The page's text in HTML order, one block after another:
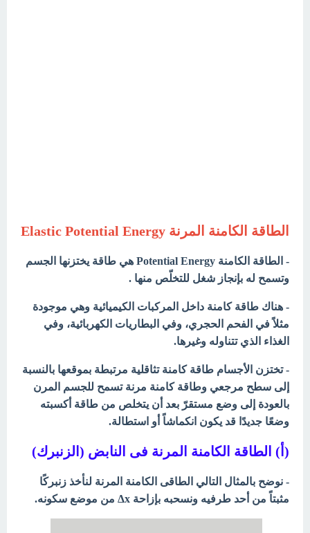
الطاقة الكامنة المرنة Elastic Potential Energy
- الطاقة الكامنة Potential Energy هي طاقة يختزنها الجسم
وتسمح له بإنجاز شغل للتخلّص منها .
- هناك طاقة كامنة داخل المركبات الكيميائية وهي موجودة
مثلاً في الفحم الحجري، وفي البطاريات الكهربائية، وفي
الغذاء الذي تتناوله وغيرها.
- تختزن الأجسام طاقة كامنة تثاقلية مرتبطة بموقعها بالنسبة
إلى سطح مرجعي وطاقة كامنة مرنة تسمح للجسم المرن
بالعودة إلى وضع مستقرّ بعد أن يتخلص من طاقة أكسبته
وضعًا جديدًا قد يكون انكماشاً أو استطالة.
(أ) الطاقة الكامنة المرنة فى النابض (الزنبرك)
- نوضح بالمثال التالي الطاقى الكامنة المرنة لنأخذ زنبركًا
مثبتاً من أحد طرفيه ونسحبه بإزاحة Δx من موضع سكونه.